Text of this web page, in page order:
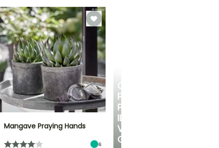
CONSIGLI
PERSONALIZZATI
PER
IL
VOSTRO
GIARDINO
Mangave Praying Hands
6